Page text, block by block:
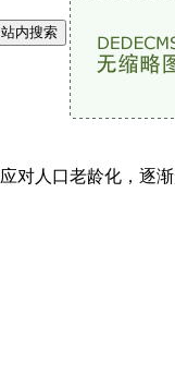
站内搜索
对人口老龄化，逐